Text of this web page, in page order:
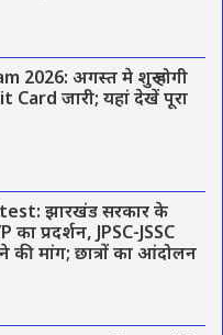
2026: अगस्त मे शुरू होगी
Card जारी; यहां देखें पूरा
झारखंड सरकार के
प्रदर्शन, JPSC-JSSC
की मांग; छात्रों का आंदोलन